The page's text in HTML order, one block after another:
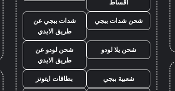
اقساط
شحن شدات ببجي
شدات ببجي عن
طريق الايدي
شحن يلا لودو
شحن لودو عن
طريق الايدي
شعبية ببجي بطاقات ايتونز